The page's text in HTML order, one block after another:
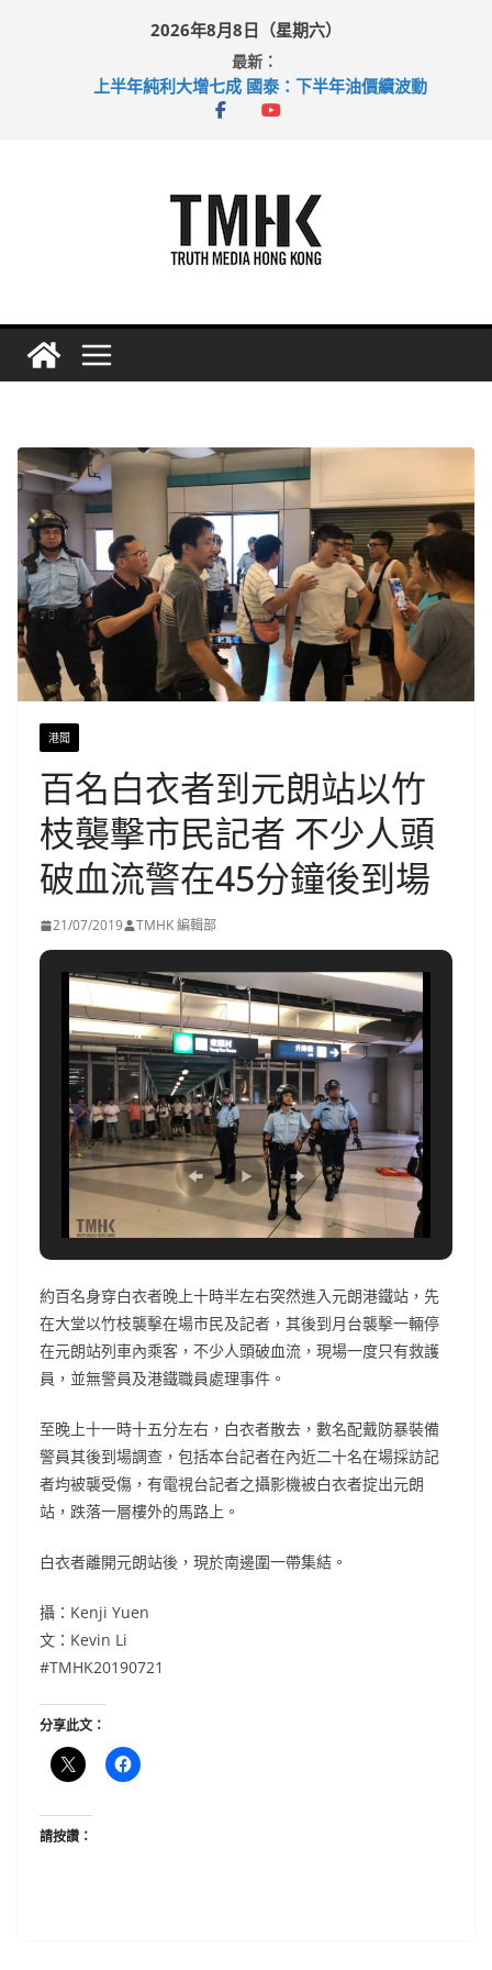
2026年8月8日（星期六）
最新：
上半年純利大增七成 國泰：下半年油價續波動
拜仁熱身賽挫維拉 啟德主場館奪錦標
港聞
百名白衣者到元朗站以竹
枝襲擊市民記者 不少人頭
破血流警在45分鐘後到場
21/07/2019 TMHK 編輯部
約百名身穿白衣者晚上十時半左右突然進入元朗港鐵站，先
在大堂以竹枝襲擊在場市民及記者，其後到月台襲擊一輛停
在元朗站列車內乘客，不少人頭破血流，現場一度只有救護
員，並無警員及港鐵職員處理事件。
至晚上十一時十五分左右，白衣者散去，數名配戴防暴裝備
警員其後到場調查，包括本台記者在內近二十名在場採訪記
者均被襲受傷，有電視台記者之攝影機被白衣者掟出元朗
站，跌落一層樓外的馬路上。
白衣者離開元朗站後，現於南邊圍一帶集結。
攝：Kenji Yuen
文：Kevin Li
#TMHK20190721
分享此文：
請按讚：